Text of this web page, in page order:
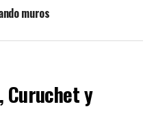
muros
Curuchet y